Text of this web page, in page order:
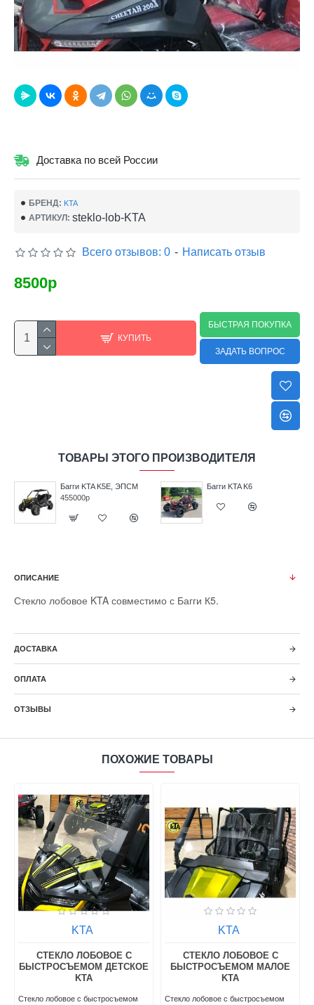
Доставка по всей России
БРЕНД: KTA
АРТИКУЛ: steklo-lob-KTA
Всего отзывов: 0 - Написать отзыв
8500р
КУПИТЬ
БЫСТРАЯ ПОКУПКА
ЗАДАТЬ ВОПРОС
ТОВАРЫ ЭТОГО ПРОИЗВОДИТЕЛЯ
Багги KTA K5E, ЭПСМ
455000р
Багги KTA K6
ОПИСАНИЕ
Стекло лобовое KTA совместимо с Багги К5.
ДОСТАВКА
ОПЛАТА
ОТЗЫВЫ
ПОХОЖИЕ ТОВАРЫ
KTA
СТЕКЛО ЛОБОВОЕ С
БЫСТРОСЪЕМОМ ДЕТСКОЕ
KTA
Стекло лобовое с быстросъемом
KTA
СТЕКЛО ЛОБОВОЕ С
БЫСТРОСЪЕМОМ МАЛОЕ
KTA
Стекло лобовое с быстросъемом